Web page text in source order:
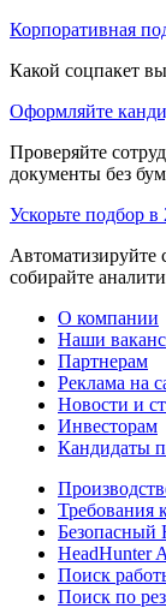
Корпоративная
Какой соцпакет
Оформляйте
Проверяйте
документы без
Ускорьте подбор в
Автоматизируйте
собирайте
О компании
Наши
Партнерам
Реклама на
Новости и
Инвесторам
Кандидаты
Требования
Безопасный
HeadHunter
Поиск
Поиск по